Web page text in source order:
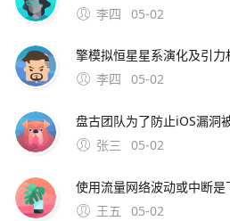
李四
05-02
李四
05-02
张三
05-02
王五
05-02